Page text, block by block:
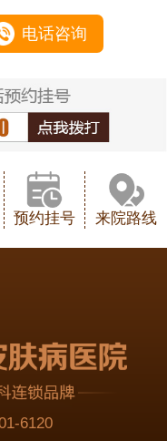
电话咨询
预约挂号 来院路线
6120